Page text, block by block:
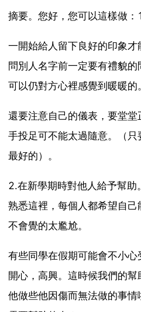
摘要。您好，您可以這樣做：
一開始給人留下良好的印象
問別人名字前一定要有禮貌
可以仍對方心裡感覺到暖暖的。
還要注意自己的儀表，要堂
手投足可不能太過隨意。（
最好的）。
2.在新學期時對他人給予幫助
熟悉這裡，每個人都希望自
不會覺的太尷尬。
有些同學在假期可能會不小
開心，高興。這時候我們的
他做些他因傷而無法做的事